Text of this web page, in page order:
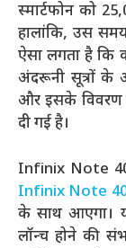
स्मार्टफोन को
हालांकि, उस
ऐसा लगता है कि
अंदरूनी सूत्रों के
और इसके विवरण
दी गई है।
Infinix Note
Infinix Note
के साथ आएगा।
लॉन्च होने की